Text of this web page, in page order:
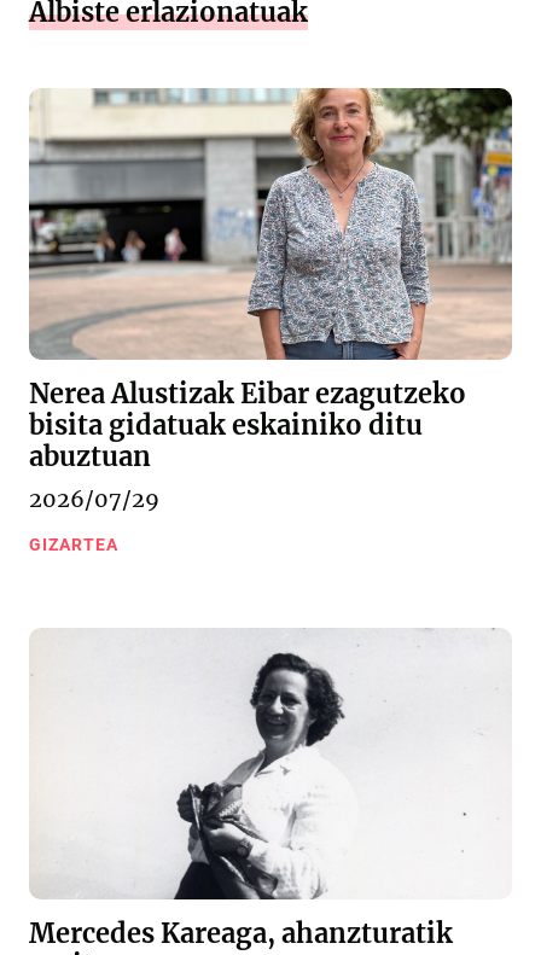
Albiste erlazionatuak
Nerea Alustizak Eibar ezagutzeko
bisita gidatuak eskainiko ditu
abuztuan
2026/07/29
GIZARTEA
Mercedes Kareaga, ahanzturatik